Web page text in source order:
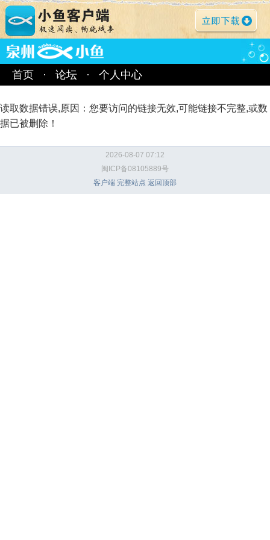
首页 · 论坛 · 个人中心
读取数据错误,原因：您要访问的链接无效,可能链接不完整,或数
据已被删除！
2026-08-07 07:12
闽ICP备08105889号
客户端 完整站点 返回顶部